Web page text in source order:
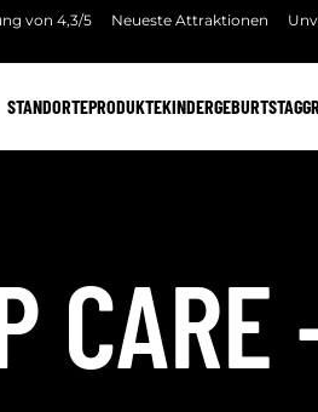
von 4,3/5 Neueste Attraktionen
STANDORTEPRODUKTEKINDERGEBURTSTAG
CARE